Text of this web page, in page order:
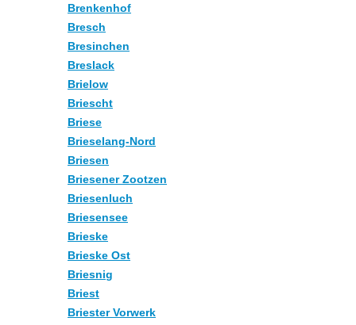
Brenkenhof
Bresch
Bresinchen
Breslack
Brielow
Briescht
Briese
Brieselang-Nord
Briesen
Briesener Zootzen
Briesenluch
Briesensee
Brieske
Brieske Ost
Briesnig
Briest
Briester Vorwerk